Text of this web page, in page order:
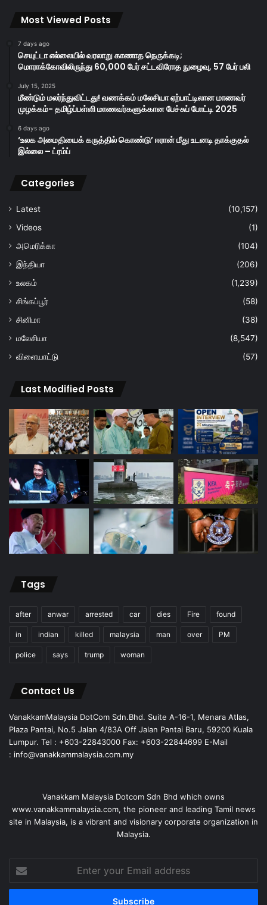
Most Viewed Posts
7 days ago
செயுட்டா எல்லையில் வரலாறு காணாத நெருக்கடி;
மொராக்கோவிலிருந்து 60,000 பேர் சட்டவிரோத நுழைவு, 57 பேர் பலி
July 15, 2025
மீண்டும் மலர்ந்துவிட்டது! வணக்கம் மலேசியா ஏற்பாட்டிலான மாணவர்
முழக்கம்- தமிழ்ப்பள்ளி மாணவர்களுக்கான பேச்சுப் போட்டி 2025
6 days ago
‘உலக அமைதியைக் கருத்தில் கொண்டு’ ஈரான் மீது உடனடி தாக்குதல்
இல்லை – ட்ரம்ப்
Categories
Latest
(10,157)
Videos
(1)
அமெரிக்கா
(104)
இந்தியா
(206)
உலகம்
(1,239)
சிங்கப்பூர்
(58)
சினிமா
(38)
மலேசியா
(8,547)
விளையாட்டு
(57)
Last Modified Posts
Tags
after anwar arrested car dies Fire found
in indian killed malaysia man over PM
police says trump woman
Contact Us
VanakkamMalaysia DotCom Sdn.Bhd. Suite A-16-1, Menara Atlas,
Plaza Pantai, No.5 Jalan 4/83A Off Jalan Pantai Baru, 59200 Kuala
Lumpur. Tel : +603-22843000 Fax: +603-22844699 E-Mail
: info@vanakkammalaysia.com.my
Vanakkam Malaysia Dotcom Sdn Bhd which owns
www.vanakkammalaysia.com, the pioneer and leading Tamil news
site in Malaysia, is a vibrant and visionary corporate organization in
Malaysia.
your
Email